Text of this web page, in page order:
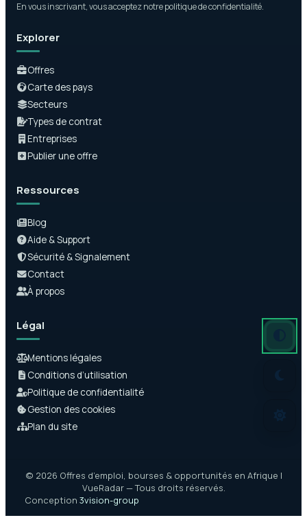
En vous inscrivant, vous acceptez notre politique de confidentialité.
Explorer
Offres
Carte des pays
Secteurs
Types de contrat
Entreprises
Publier une offre
Ressources
Blog
Aide & Support
Sécurité & Signalement
Contact
À propos
Légal
Mentions légales
Conditions d’utilisation
Politique de confidentialité
Gestion des cookies
Plan du site
© 2026 Offres d’emploi, bourses & opportunités en Afrique |
VueRadar — Tous droits réservés.
Conception 3vision-group
Mode
Mode
Mode clair